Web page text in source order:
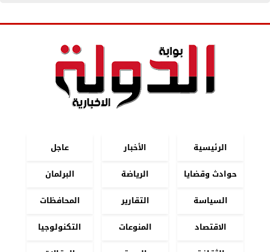
الرئيسية الأخبار
عاجل
حوادث وقضايا
الرياضة
البرلمان
السياسة
التقارير
المحافظات
الاقتصاد
المنوعات
التكنولوجيا